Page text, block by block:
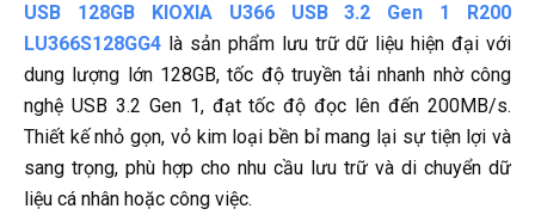
USB 128GB KIOXIA U366 USB 3.2 Gen 1 R200
LU366S128GG4 là sản phẩm lưu trữ dữ liệu hiện đại với
dung lượng lớn 128GB, tốc độ truyền tải nhanh nhờ công
nghệ USB 3.2 Gen 1, đạt tốc độ đọc lên đến 200MB/s.
Thiết kế nhỏ gọn, vỏ kim loại bền bỉ mang lại sự tiện lợi và
sang trọng, phù hợp cho nhu cầu lưu trữ và di chuyển dữ
liệu cá nhân hoặc công việc.